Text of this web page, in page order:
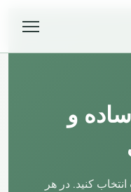
و
کنید. در هر